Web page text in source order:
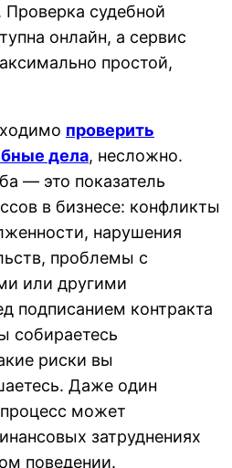
Проверка судебной
онлайн, а сервис
простой,
проверить
дела, несложно.
— это показатель
в бизнесе: конфликты
нарушения
проблемы с
или другими
подписанием контракта
собираетесь
риски вы
Даже один
может
затруднениях
поведении.